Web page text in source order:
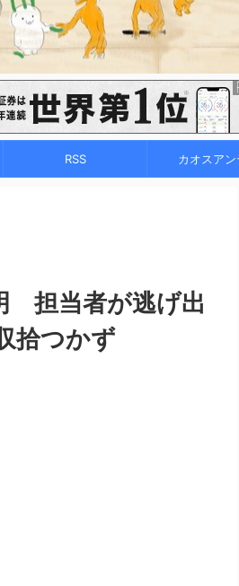
RSS カオスアン
担当者が逃げ出
拾つかず